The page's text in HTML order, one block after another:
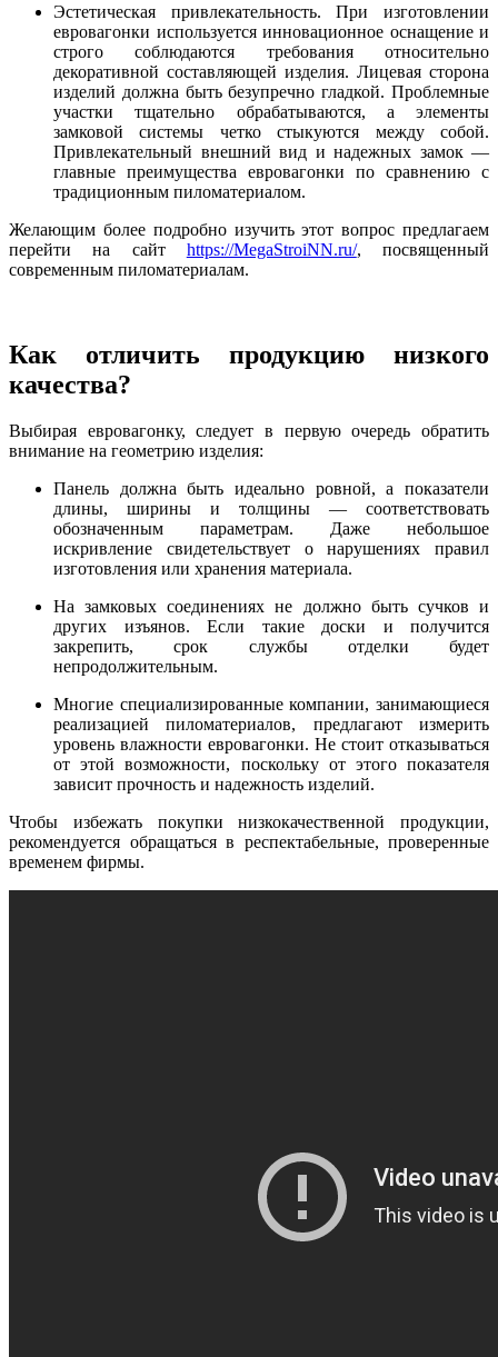
Эстетическая привлекательность. При изготовлении
евровагонки используется инновационное оснащение и
строго соблюдаются требования относительно
декоративной составляющей изделия. Лицевая сторона
изделий должна быть безупречно гладкой. Проблемные
участки тщательно обрабатываются, а элементы
замковой системы четко стыкуются между собой.
Привлекательный внешний вид и надежных замок —
главные преимущества евровагонки по сравнению с
традиционным пиломатериалом.
Желающим более подробно изучить этот вопрос предлагаем
перейти на сайт https://MegaStroiNN.ru/, посвященный
современным пиломатериалам.
Как отличить продукцию низкого
качества?
Выбирая евровагонку, следует в первую очередь обратить
внимание на геометрию изделия:
Панель должна быть идеально ровной, а показатели
длины, ширины и толщины — соответствовать
обозначенным параметрам. Даже небольшое
искривление свидетельствует о нарушениях правил
изготовления или хранения материала.
На замковых соединениях не должно быть сучков и
других изъянов. Если такие доски и получится
закрепить, срок службы отделки будет
непродолжительным.
Многие специализированные компании, занимающиеся
реализацией пиломатериалов, предлагают измерить
уровень влажности евровагонки. Не стоит отказываться
от этой возможности, поскольку от этого показателя
зависит прочность и надежность изделий.
Чтобы избежать покупки низкокачественной продукции,
рекомендуется обращаться в респектабельные, проверенные
временем фирмы.